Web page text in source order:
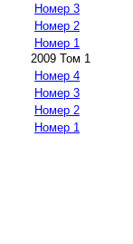
Номер 3
Номер 2
Номер 1
2009 Том 1
Номер 4
Номер 3
Номер 2
Номер 1